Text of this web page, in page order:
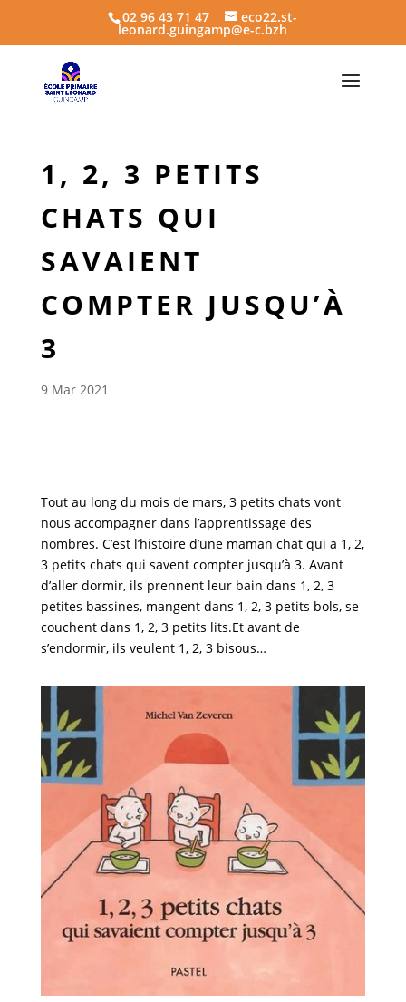
02 96 43 71 47 eco22.st-
leonard.guingamp@e-c.bzh
1, 2, 3 PETITS
CHATS QUI
SAVAIENT
COMPTER JUSQU’À
3
9 Mar 2021
Tout au long du mois de mars, 3 petits chats vont
nous accompagner dans l’apprentissage des
nombres. C’est l’histoire d’une maman chat qui a 1, 2,
3 petits chats qui savent compter jusqu’à 3. Avant
d’aller dormir, ils prennent leur bain dans 1, 2, 3
petites bassines, mangent dans 1, 2, 3 petits bols, se
couchent dans 1, 2, 3 petits lits.Et avant de
s’endormir, ils veulent 1, 2, 3 bisous…